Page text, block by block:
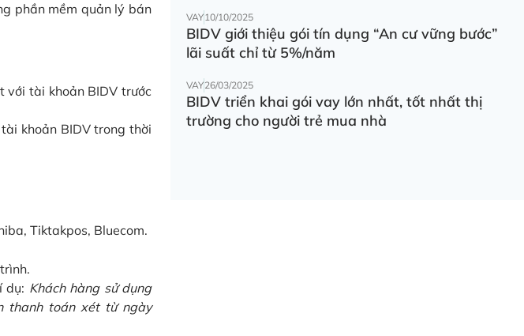
phần mềm quản lý bán
với tài khoản BIDV trước
khoản BIDV trong thời
Tiktakpos, Bluecom.
dụ: Khách hàng sử dụng
thanh toán xét từ ngày
VAY10/10/2025
BIDV giới thiệu gói tín dụng “An cư vững bước”
lãi suất chỉ từ 5%/năm
VAY26/03/2025
BIDV triển khai gói vay lớn nhất, tốt nhất thị
trường cho người trẻ mua nhà